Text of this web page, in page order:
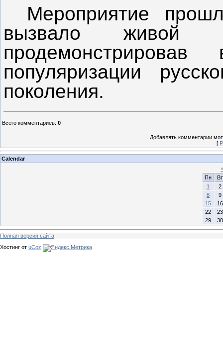
‎Мероприятие
вызвало живой
популяризации
поколения.
Всего комментариев: 0
Добавлять комментарии
[
Calendar
Пн
Вт
1
2
8
9
15
16
22
23
29
30
Полная версия сайта
Хостинг от uCoz